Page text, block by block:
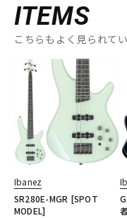
ITEMS
こちらもよく見られて
Ibanez
SR280E-MGR [SPOT
MODEL]